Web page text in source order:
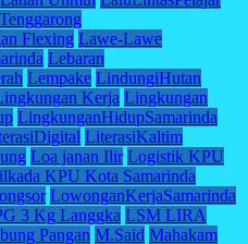
Flexing Lawe-Lawe
Lebaran
Lempake LindungiHutan
Kerja Lingkungan
LingkunganHidupSamarinda
LiterasiKaltim
Loa janan Ilir Logistik KPU
KPU Kota Samarinda
LowonganKerjaSamarinda
3 Kg Langgka LSM LIRA
Pangan M.Said Mahakam